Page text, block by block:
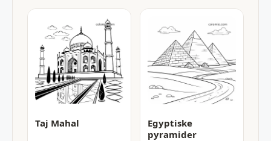
Taj Mahal
Egyptiske
pyramider